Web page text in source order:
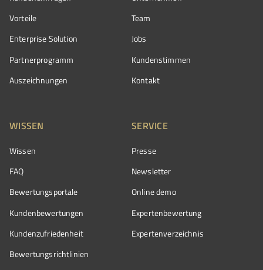
Vorteile
Enterprise Solution
Partnerprogramm
Auszeichnungen
Team
Jobs
Kundenstimmen
Kontakt
WISSEN
Wissen
FAQ
Bewertungsportale
Kundenbewertungen
Kundenzufriedenheit
Bewertungs­richtlinien
SERVICE
Presse
Newsletter
Online demo
Expertenbewertung
Expertenverzeichnis